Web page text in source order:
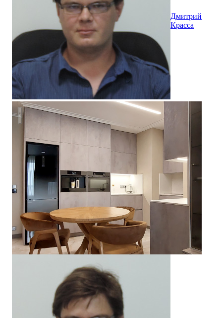
Дмитрий
Красса
Первый Московский: двухкомнатная квартира 74 кв.м.